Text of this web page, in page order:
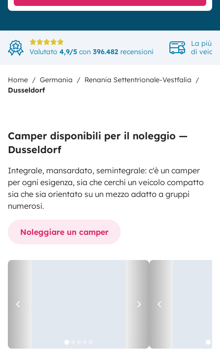
Valutato 4,9/5 con 396.482 recensioni
La più
di
Home Germania
Renania Settentrionale-Vestfalia
Dusseldorf
Camper disponibili per il noleggio —
Dusseldorf
Integrale, mansardato, semintegrale: c'è un camper
per ogni esigenza, sia che cerchi un veicolo compatto
sia che sia orientato su un mezzo adatto a gruppi
numerosi.
Noleggiare un camper